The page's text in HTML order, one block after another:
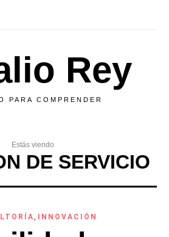
Rey
PARA COMPRENDER
Estás viendo
DE SERVICIO
, INNOVACIÓN